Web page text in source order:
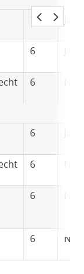
12
6
6
6
6
6
6 Nee